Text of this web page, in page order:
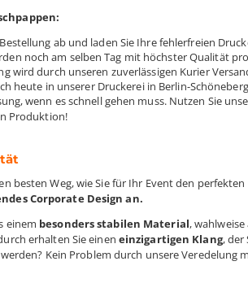
ab und laden Sie Ihre fehlerfreien
noch am selben Tag mit höchster Qualität
wird durch unseren zuverlässigen Kurier
heute in unserer Druckerei in Berlin-
wenn es schnell gehen muss. Nutzen Sie
Produktion!
besten Weg, wie Sie für Ihr Event den
Corporate Design an.
einem besonders stabilen Material,
erhalten Sie einen einzigartigen Klang, der
Kein Problem durch unsere Veredelung